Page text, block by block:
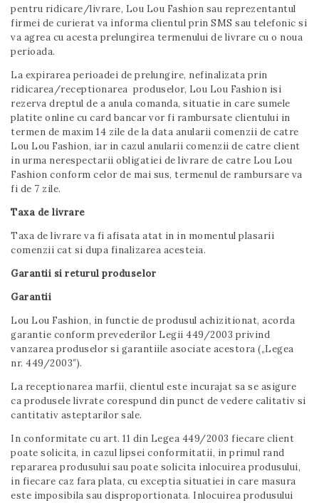
pentru ridicare/livrare, Lou Lou Fashion sau reprezentantul
firmei de curierat va informa clientul prin SMS sau telefonic si
va agrea cu acesta prelungirea termenului de livrare cu o noua
perioada.
La expirarea perioadei de prelungire, nefinalizata prin
ridicarea/receptionarea produselor, Lou Lou Fashion isi
rezerva dreptul de a anula comanda, situatie in care sumele
platite online cu card bancar vor fi rambursate clientului in
termen de maxim 14 zile de la data anularii comenzii de catre
Lou Lou Fashion, iar in cazul anularii comenzii de catre client
in urma nerespectarii obligatiei de livrare de catre Lou Lou
Fashion conform celor de mai sus, termenul de rambursare va
fi de 7 zile.
Taxa de livrare
Taxa de livrare va fi afisata atat in in momentul plasarii
comenzii cat si dupa finalizarea acesteia.
Garantii si returul produselor
Garantii
Lou Lou Fashion, in functie de produsul achizitionat, acorda
garantie conform prevederilor Legii 449/2003 privind
vanzarea produselor si garantiile asociate acestora („Legea
nr. 449/2003″).
La receptionarea marfii, clientul este incurajat sa se asigure
ca produsele livrate corespund din punct de vedere calitativ si
cantitativ asteptarilor sale.
In conformitate cu art. 11 din Legea 449/2003 fiecare client
poate solicita, in cazul lipsei conformitatii, in primul rand
repararea produsului sau poate solicita inlocuirea produsului,
in fiecare caz fara plata, cu exceptia situatiei in care masura
este imposibila sau disproportionata. Inlocuirea produsului